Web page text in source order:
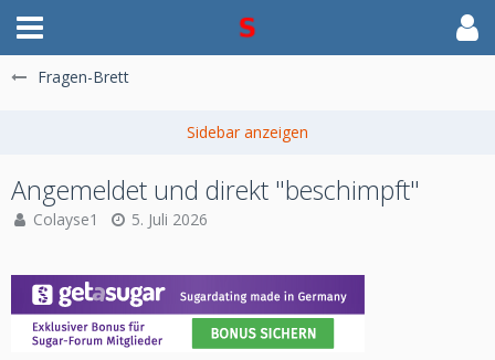
Fragen-Brett
Angemeldet und direkt "beschimpft"
Colayse1 5. Juli 2026